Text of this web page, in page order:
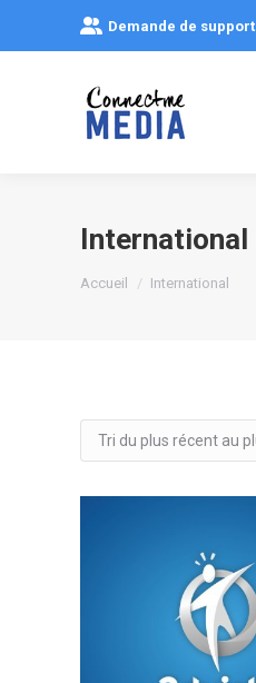
Demande de support
International
Vous êtes ici :
Accueil International